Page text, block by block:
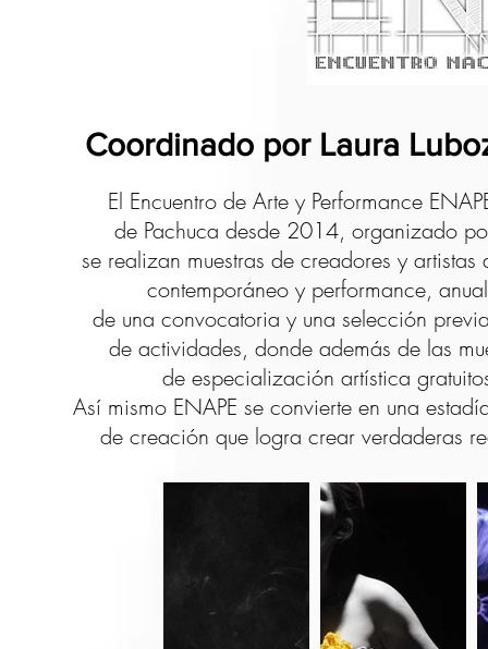
Coordinado por Laura
El Encuentro de Arte y Performance
de Pachuca desde 2014, organizado
se realizan muestras de creadores y
contemporáneo y performance,
de una convocatoria y una selección
de actividades, donde además de las
de especialización artística
Así mismo ENAPE se convierte en una
de creación que logra crear verdaderas